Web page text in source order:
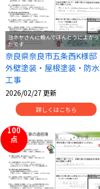
ヨネヤさんに頼んでほんとうによかっ
たです
奈良県奈良市五条西K様邸
外壁塗装・屋根塗装・防水
工事
2026/02/27 更新
詳しくはこちら
100
点